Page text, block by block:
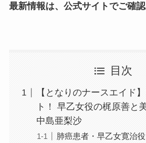
最新情報は、公式サイトでご確認
目次
【となりのナースエイド
ト！ 早乙女役の梶原善と
中島亜梨沙
肺癌患者・早乙女寛治